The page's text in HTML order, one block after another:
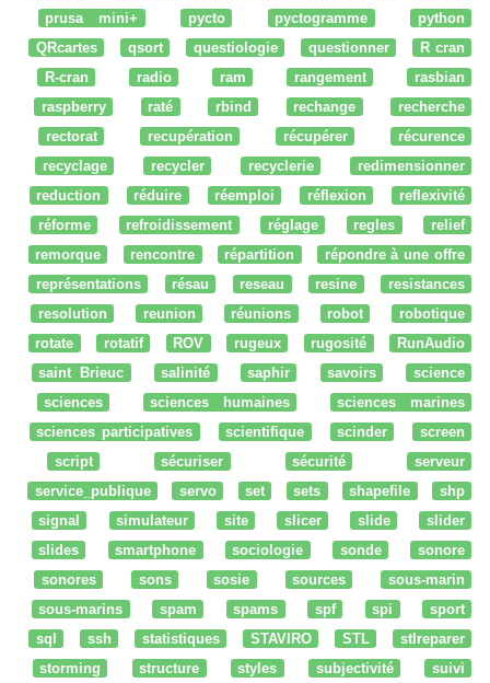
prusa mini+
pycto pyctogramme
python
QRcartes
qsort questiologie questionner
R cran
R-cran
radio ram rangement
rasbian
raspberry
raté rbind rechange
recherche
rectorat
recupération récupérer
récurence
recyclage
recycler recyclerie
redimensionner
reduction
réduire réemploi réflexion
reflexivité
réforme
refroidissement réglage regles
relief
remorque
rencontre répartition
répondre à une offre
représentations
résau reseau resine
resistances
resolution
reunion réunions robot
robotique
rotate
rotatif ROV rugeux rugosité
RunAudio
saint Brieuc
salinité saphir savoirs
science
sciences
sciences humaines
sciences marines
sciences participatives
scientifique scinder
screen
script
sécuriser sécurité
serveur
service_publique
servo set sets shapefile
shp
signal
simulateur site slicer slide
slider
slides
smartphone sociologie sonde
sonore
sonores
sons sosie sources
sous-marin
sous-marins
spam spams spf spi
sport
sql
ssh statistiques STAVIRO STL
stlreparer
storming
structure styles subjectivité
suivi